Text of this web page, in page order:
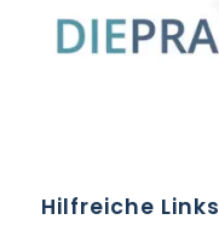
Hilfreiche Links